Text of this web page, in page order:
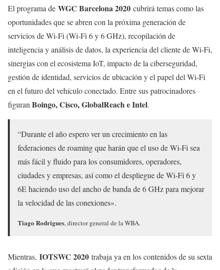
El programa de WGC Barcelona 2020 cubrirá temas como las
oportunidades que se abren con la próxima generación de
servicios de Wi-Fi (Wi-Fi 6 y 6 GHz), recopilación de
inteligencia y análisis de datos, la experiencia del cliente de Wi-Fi,
sinergias con el ecosistema IoT, impacto de la ciberseguridad,
gestión de identidad, servicios de ubicación y el papel del Wi-Fi
en el futuro del vehículo conectado. Entre sus patrocinadores
figuranBoingo, Cisco, GlobalReach e Intel.
“Durante el año espero ver un crecimiento en las
federaciones de roaming que harán que el uso de Wi-Fi sea
más fácil y fluido para los consumidores, operadores,
ciudades y empresas, así como el despliegue de Wi-Fi 6 y
6E haciendo uso del ancho de banda de 6 GHz para mejorar
la velocidad de las conexiones».
Tiago Rodrigues, director general de la WBA.
Mientras, IOTSWC 2020 trabaja ya en los contenidos de su sexta